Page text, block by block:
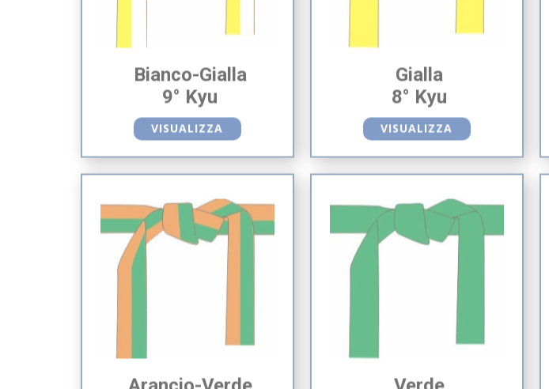
Bianco-Gialla
9° Kyu
VISUALIZZA
8° Kyu
VISUALIZZA
Arancio-Verde
5° Kyu
4° Kyu